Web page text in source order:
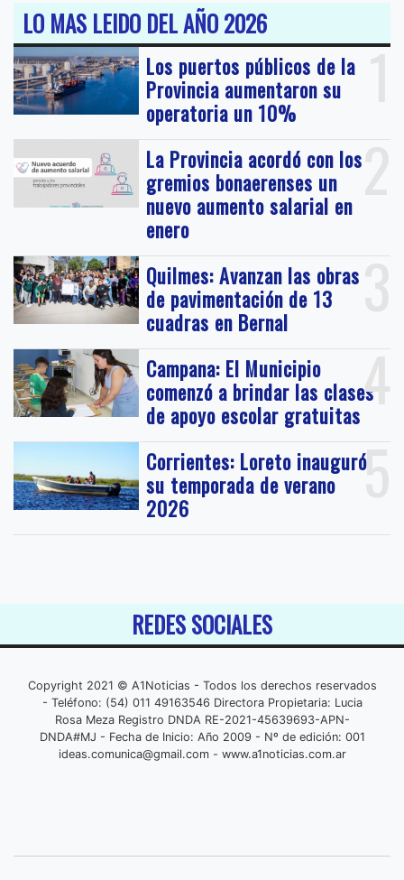
LO MAS LEIDO DEL AÑO 2026
1
Los puertos públicos de la
Provincia aumentaron su
operatoria un 10%
2
La Provincia acordó con los
gremios bonaerenses un
nuevo aumento salarial en
enero
3
Quilmes: Avanzan las obras
de pavimentación de 13
cuadras en Bernal
4
Campana: El Municipio
comenzó a brindar las clases
de apoyo escolar gratuitas
5
Corrientes: Loreto inauguró
su temporada de verano
2026
REDES SOCIALES
Copyright 2021 © A1Noticias - Todos los derechos reservados
- Teléfono: (54) 011 49163546 Directora Propietaria: Lucia
Rosa Meza Registro DNDA RE-2021-45639693-APN-
DNDA#MJ - Fecha de Inicio: Año 2009 - Nº de edición: 001
ideas.comunica@gmail.com- www.a1noticias.com.ar